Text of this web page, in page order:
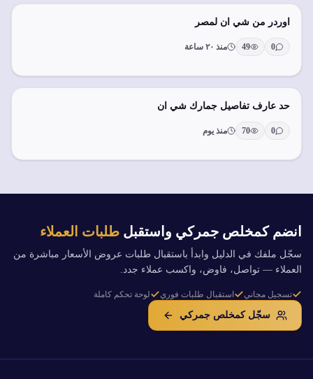
اوردر من شي ان لمصر
0
49 منذ ٢٠ ساعة
حد عارف تفاصيل جمارك شي ان
0
70 منذ يوم
انضم كمخلص جمركي واستقبل طلبات العملاء
سجّل ملفك في الدليل وابدأ باستقبال طلبات عروض الأسعار مباشرة من
العملاء — تواصل، فاوض، واكسب عملاء جدد.
تسجيل مجاني استقبال طلبات فوري لوحة تحكم كاملة
سجّل كمخلص جمركي